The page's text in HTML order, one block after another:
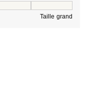
Taille grand